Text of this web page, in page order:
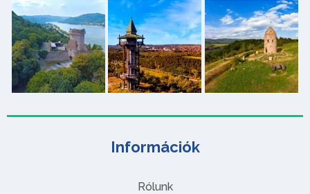
Információk
Rólunk